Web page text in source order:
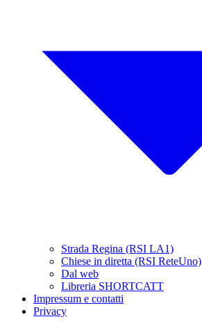
Strada Regina (RSI LA1)
Chiese in diretta (RSI ReteUno)
Dal web
Libreria SHORTCATT
Impressum e contatti
Privacy